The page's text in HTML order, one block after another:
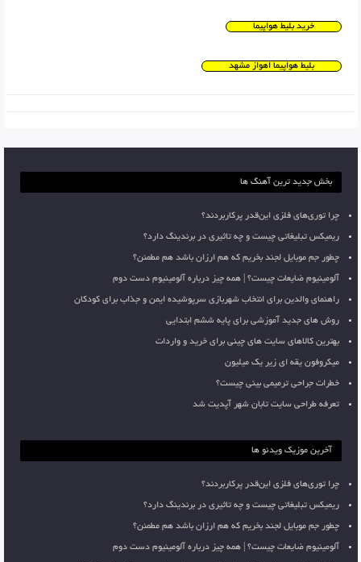
خرید بلیط هواپیما
بلیط هواپیما اهواز مشهد
بخش جدید ترین آهنگ ها
چرا توری‌های فلزی این‌قدر پرکاربردند؟
ریمیکس تبلیغاتی چیست و چه تاثیری در برندینگ دارد؟
چطور جم موبایل لجند بخریم که هم ارزان باشد هم مطمئن؟
آلومینیوم ضایعات چیست؟ | همه چیز درباره آلومینیوم دست دوم
راهنمای والدین برای انتخاب شهربازی سرپوشیده ایمن و جذاب برای کودکان
روش های جدید آموزشی برای پایه ششم ابتدایی
بهترین کالاهای سایت های چینی برای خرید و واردات
میکروفون یقه ای زیر یک میلیون
خطرات جراحی ترمیمی بینی چیست؟
تعرفه طراحی سایت تابان شهر آپدیت شد
آخرین موزیک ویدئو ها
چرا توری‌های فلزی این‌قدر پرکاربردند؟
ریمیکس تبلیغاتی چیست و چه تاثیری در برندینگ دارد؟
چطور جم موبایل لجند بخریم که هم ارزان باشد هم مطمئن؟
آلومینیوم ضایعات چیست؟ | همه چیز درباره آلومینیوم دست دوم